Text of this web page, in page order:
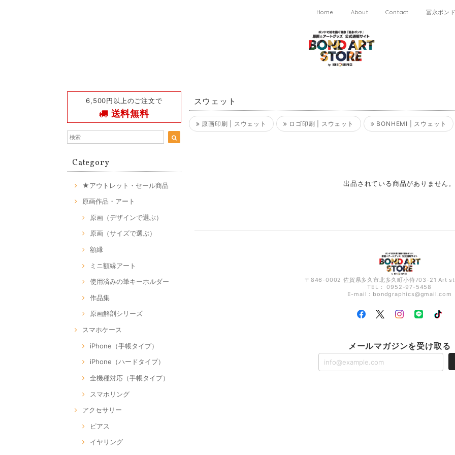
Home About Contact 冨永ボン
6,500円以上のご注文で
送料無料
Category
★アウトレット・セール商品
原画作品・アート
原画（デザインで選ぶ）
原画（サイズで選ぶ）
額縁
ミニ額縁アート
使用済みの筆キーホルダー
作品集
原画解剖シリーズ
スマホケース
iPhone（手帳タイプ）
iPhone（ハードタイプ）
全機種対応（手帳タイプ）
スマホリング
アクセサリー
ピアス
イヤリング
スウェット
原画印刷 | スウェット ロゴ印刷 | スウェット BONHEMI | スウェット
出品されている商品がありません。
〒846-0002 佐賀県多久市北多久町小侍703-21 Art
TEL： 0952-97-5458
E-mail： bondgraphics@gmail.com
メールマガジンを受け取る